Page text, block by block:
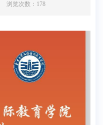
浏览次数： 178